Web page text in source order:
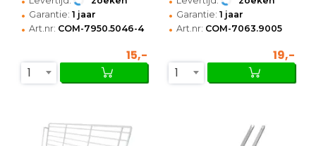
• Garantie: 1 jaar
• Art.nr: COM-7950.5046-4
15,-
1
• Garantie: 1 jaar
• Art.nr: COM-7063.9005
19,-
1